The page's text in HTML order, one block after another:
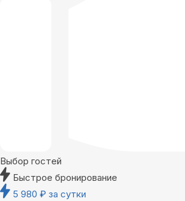
Выбор гостей
Быстрое бронирование
5 980 ₽ за сутки